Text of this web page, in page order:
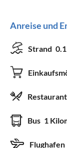
Anreise und
Strand
Restaurant
Bus 1
Flughafen